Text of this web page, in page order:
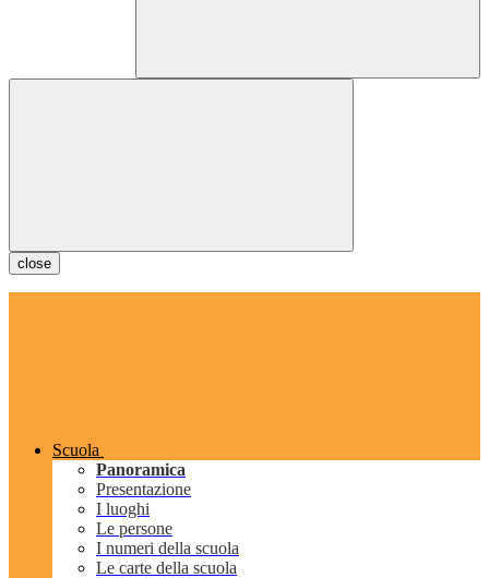
close
Scuola
Panoramica
Presentazione
I luoghi
Le persone
I numeri della scuola
Le carte della scuola